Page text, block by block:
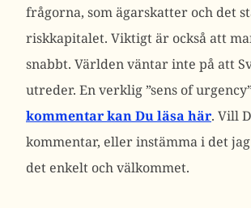
frågorna, som ägarskatter och det
riskkapitalet. Viktigt är också att
snabbt. Världen väntar inte på att
utreder. En verklig ”sens of
kommentar kan Du läsa här. Vill
kommentar, eller instämma i det jag
det enkelt och välkommet.